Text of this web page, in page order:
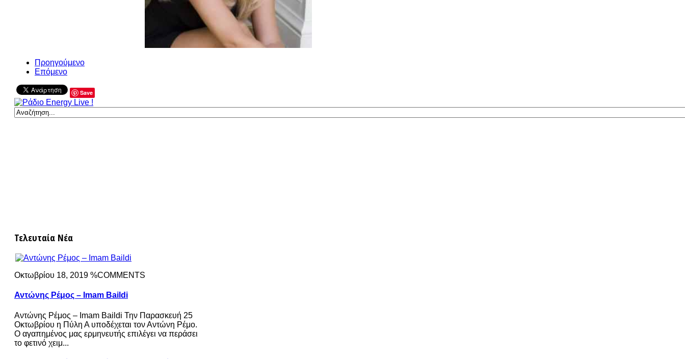
Προηγούμενο
Επόμενο
Save
Τελευταία Νέα
Οκτωβρίου 18, 2019 %COMMENTS
Αντώνης Ρέμος – Imam Baildi
Αντώνης Ρέμος – Imam Baildi Την Παρασκευή 25
Οκτωβρίου η Πύλη Α υποδέχεται τον Αντώνη Ρέμο.
Ο αγαπημένος μας ερμηνευτής επιλέγει να περάσει
το φετινό χειμ...